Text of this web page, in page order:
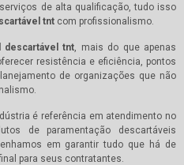
de alta qualificação, tudo isso
tnt com profissionalismo.
descartável tnt , mais do que apenas
resistência e eficiência, pontos
de organizações que não
é referência em atendimento no
de paramentação descartáveis
em garantir tudo que há de
para seus contratantes.